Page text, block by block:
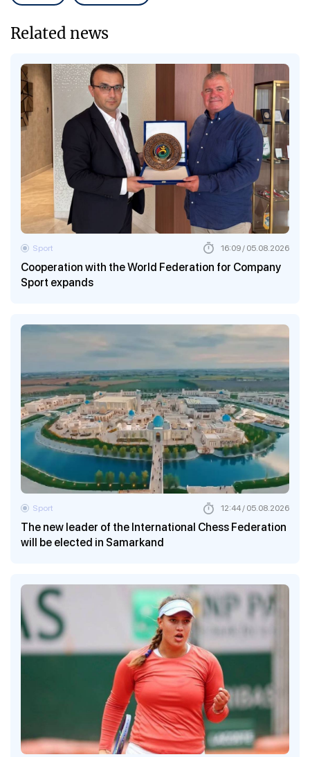
Related news
Cooperation with the World Federation for Company
Sport expands
Sport 16:09 / 05.08.2026
The new leader of the International Chess Federation
will be elected in Samarkand
Sport 12:44 / 05.08.2026